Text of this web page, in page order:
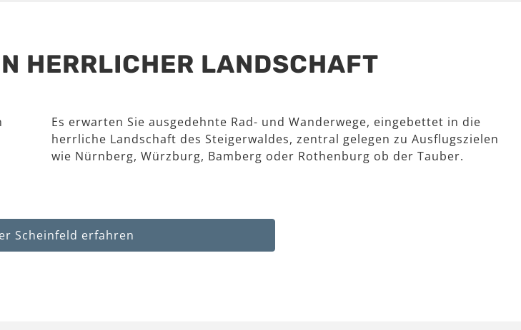
HERRLICHER LANDSCHAFT
Es erwarten Sie ausgedehnte Rad- und Wanderwege, eingebettet in die
herrliche Landschaft des Steigerwaldes, zentral gelegen zu Ausflugszielen
wie Nürnberg, Würzburg, Bamberg oder Rothenburg ob der Tauber.
Scheinfeld erfahren